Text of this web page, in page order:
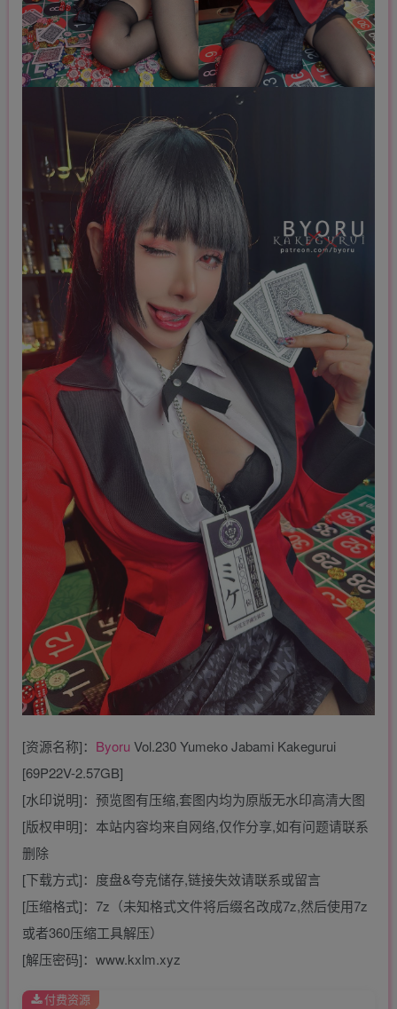
[资源名称]： Byoru Vol.230 Yumeko Jabami Kakegurui
[69P22V-2.57GB]
[水印说明]：预览图有压缩,套图内均为原版无水印高清大图
[版权申明]：本站内容均来自网络,仅作分享,如有问题请联系
删除
[下载方式]：度盘&夸克储存,链接失效请联系或留言
[压缩格式]：7z（未知格式文件将后缀名改成7z,然后使用7z
或者360压缩工具解压）
[解压密码]：www.kxlm.xyz
付费资源